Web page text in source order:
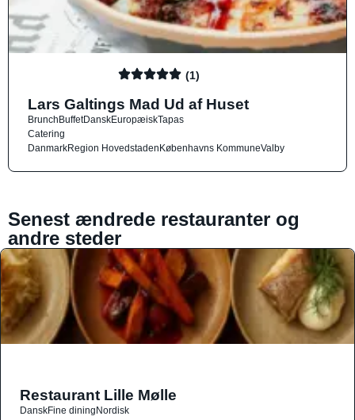
(1)
Lars Galtings Mad Ud af Huset
BrunchBuffetDanskEuropæiskTapas
Catering
DanmarkRegion HovedstadenKøbenhavns KommuneValby
Senest ændrede restauranter og
andre steder
Restaurant Lille Mølle
DanskFine diningNordisk